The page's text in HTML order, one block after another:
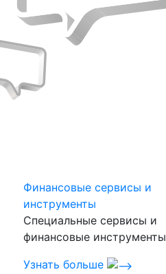
Финансовые сервисы и
инструменты
Специальные сервисы и
финансовые инструменты
Узнать больше